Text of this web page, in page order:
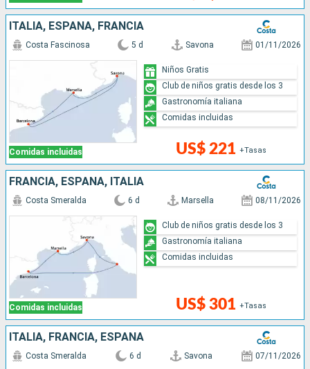
ITALIA, ESPAÑA, FRANCIA
Comidas incluidas
Costa Fascinosa 5 d Savona 01/11/2026
US$ 221 +Tasas
Niños Gratis
Club de niños gratis desde los 3
Gastronomía italiana
Comidas incluidas
FRANCIA, ESPAÑA, ITALIA
Comidas incluidas
Costa Smeralda 6 d Marsella 08/11/2026
US$ 301 +Tasas
Club de niños gratis desde los 3
Gastronomía italiana
Comidas incluidas
ITALIA, FRANCIA, ESPAÑA
Costa Smeralda 6 d Savona 07/11/2026